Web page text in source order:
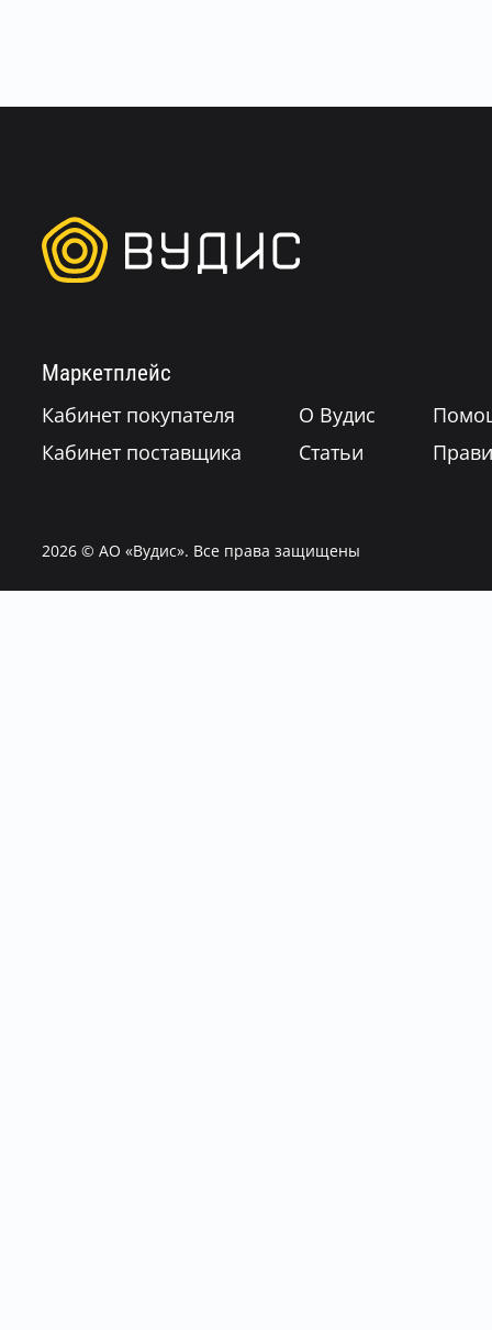
Маркетплейс
Кабинет покупателя
Кабинет поставщика
О Вудис
Статьи
2026© АО «Вудис». Все права защищены